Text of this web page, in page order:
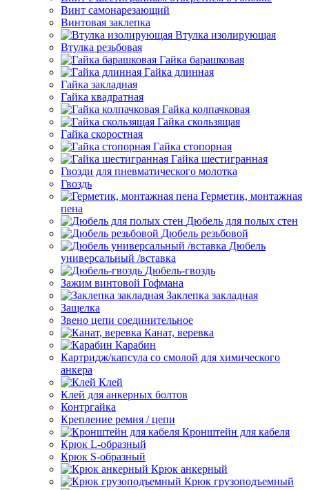
Винт самонарезающий
Винтовая заклепка
Втулка изолирующая
Втулка резьбовая
Гайка барашковая
Гайка длинная
Гайка закладная
Гайка квадратная
Гайка колпачковая
Гайка скользящая
Гайка скоростная
Гайка стопорная
Гайка шестигранная
Гвозди для пневматического молотка
Гвоздь
Герметик, монтажная
пена
Дюбель для полых стен
Дюбель резьбовой
Дюбель
универсальный /вставка
Дюбель-гвоздь
Зажим винтовой Гофмана
Заклепка закладная
Защелка
Звено цепи соединительное
Канат, веревка
Карабин
Картридж/капсула со смолой для химического
анкера
Клей
Клей для анкерных болтов
Контргайка
Крепление ремня / цепи
Кронштейн для кабеля
Крюк L-образный
Крюк S-образный
Крюк анкерный
Крюк грузоподъемный